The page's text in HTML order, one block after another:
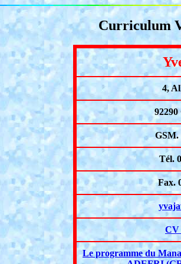
Curriculum
4,
GSM.
Tél.
Fax.
CV
Le programme du